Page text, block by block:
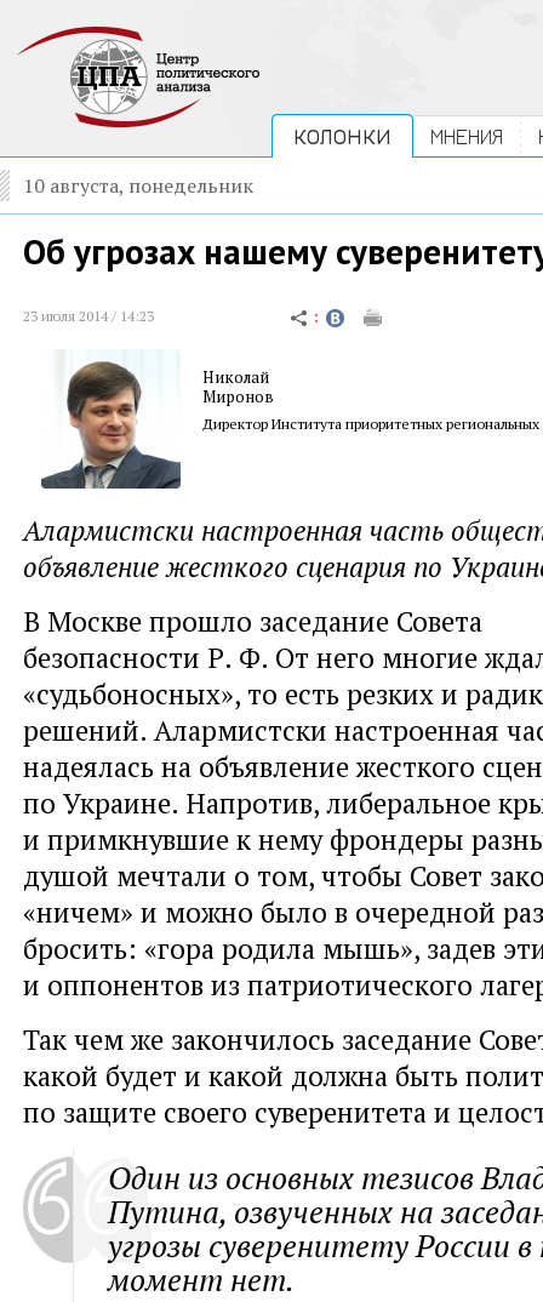
КОЛОНКИ МНЕНИЯ
10 августа, понедельник
Об угрозах нашему
23 июля 2014 / 14:23
Николай
Миронов
Директор Института приоритетных региональных
Алармистски настроенная часть
объявление жесткого сценария по
В Москве прошло заседание Совета
безопасности Р. Ф. От него многие
«судьбоносных», то есть резких и
решений. Алармистски настроенная
надеялась на объявление жесткого
по Украине. Напротив, либеральное
и примкнувшие к нему фрондеры
душой мечтали о том, чтобы Совет
«ничем» и можно было в очередной
бросить: «гора родила мышь», задев
и оппонентов из патриотического
Так чем же закончилось заседание
какой будет и какой должна быть
по защите своего суверенитета и
Один из основных тезисов
Путина, озвученных на
угрозы суверенитету России
момент нет.